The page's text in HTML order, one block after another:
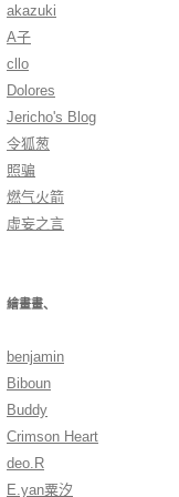
akazuki
A子
cllo
Dolores
Jericho's Blog
令狐葱
照骗
燃气火箭
虛妄之言
繪畫畫、
benjamin
Biboun
Buddy
Crimson Heart
deo.R
E.yan粟汐